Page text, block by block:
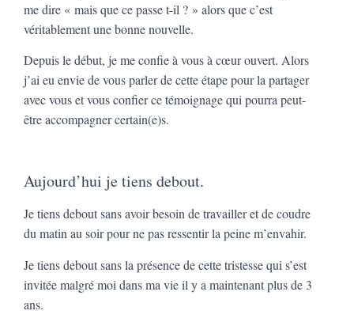
me dire « mais que ce passe t-il ? » alors que c’est
véritablement une bonne nouvelle.
Depuis le début, je me confie à vous à cœur ouvert. Alors
j’ai eu envie de vous parler de cette étape pour la partager
avec vous et vous confier ce témoignage qui pourra peut-
être accompagner certain(e)s.
Aujourd’hui je tiens debout.
Je tiens debout sans avoir besoin de travailler et de coudre
du matin au soir pour ne pas ressentir la peine m’envahir.
Je tiens debout sans la présence de cette tristesse qui s’est
invitée malgré moi dans ma vie il y a maintenant plus de 3
ans.